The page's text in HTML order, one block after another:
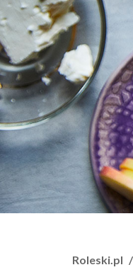
Roleski.pl